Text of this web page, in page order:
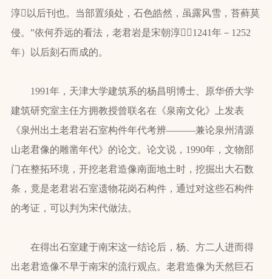
淳以后刊也。当部置须处，石色皓然，虽露风雪，苔藓莫
侵。”依何乔远的看法，老君岩是宋朝淳（1241年－1252
年）以后刻石而成的。
1991年，天津大学建筑系的杨昌明博士、原华侨大学
建筑研究室主任方拥教授曾联名在《泉南文化》上发表
《泉州出土老君岩石室构件年代考辨———兼论泉州清源
山老君像的雕凿年代》的论文。论文说，1990年，文物部
门在整拓环境，开挖老君造像南面地土时，挖掘出大石数
条，竟是老君岩石室遗物花岗石构件，通过对这些石构件
的考证，可以判为宋代做法。
在得出石室建于南宋这一结论后，杨、方二人进而得
出老君造像不早于南宋的流行观点。老君造像为天然巨石